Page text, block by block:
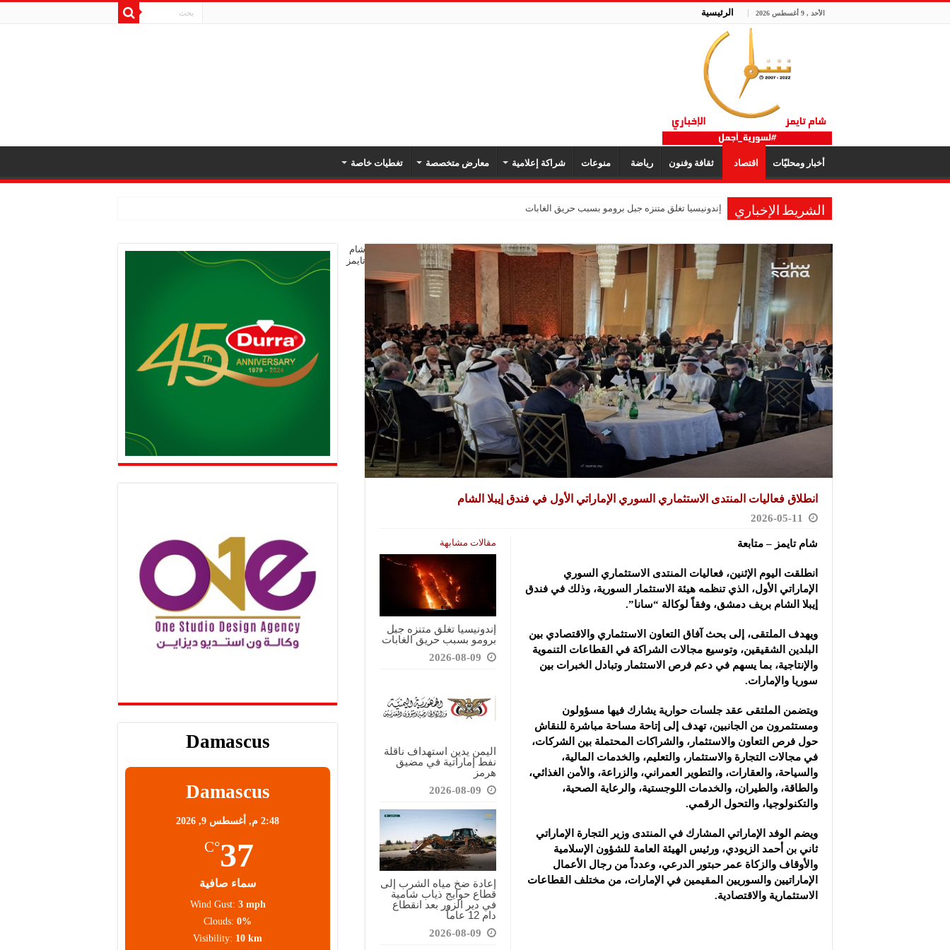
الأحد , 9 أغسطس 2026 الرئيسية
أخبار ومحليّات اقتصاد ثقافة وفنون رياضة منوعات شراكة إعلامية معارض متخصصة تغطيات خاصة
الشريط الإخباري إندونيسيا تغلق متنزه جبل برومو بسبب حريق الغابات
انطلاق فعاليات المنتدى الاستثماري السوري الإماراتي الأول في فندق إيبلا الشام
2026-05-11
مقالات مشابهة
إندونيسيا تغلق متنزه جبل
برومو بسبب حريق الغابات
2026-08-09
اليمن يدين استهداف ناقلة
نفط إماراتية في مضيق
هرمز
2026-08-09
إعادة ضخ مياه الشرب إلى
قطاع حوايج ذياب شامية
في دير الزور بعد انقطاع
دام 12 عاماً
2026-08-09
شام تايمز – متابعة
انطلقت اليوم الإثنين، فعاليات المنتدى الاستثماري السوري
الإماراتي الأول، الذي تنظمه هيئة الاستثمار السورية، وذلك في فندق
إيبلا الشام بريف دمشق، وفقاً لوكالة “سانا”.
ويهدف الملتقى، إلى بحث آفاق التعاون الاستثماري والاقتصادي بين
البلدين الشقيقين، وتوسيع مجالات الشراكة في القطاعات التنموية
والإنتاجية، بما يسهم في دعم فرص الاستثمار وتبادل الخبرات بين
سوريا والإمارات.
ويتضمن الملتقى عقد جلسات حوارية يشارك فيها مسؤولون
ومستثمرون من الجانبين، تهدف إلى إتاحة مساحة مباشرة للنقاش
حول فرص التعاون والاستثمار، والشراكات المحتملة بين الشركات،
في مجالات التجارة والاستثمار، والتعليم، والخدمات المالية،
والسياحة، والعقارات، والتطوير العمراني، والزراعة، والأمن الغذائي،
والطاقة، والطيران، والخدمات اللوجستية، والرعاية الصحية،
والتكنولوجيا، والتحول الرقمي.
ويضم الوفد الإماراتي المشارك في المنتدى وزير التجارة الإماراتي
ثاني بن أحمد الزيودي، ورئيس الهيئة العامة للشؤون الإسلامية
والأوقاف والزكاة عمر حبتور الدرعي، وعدداً من رجال الأعمال
الإماراتيين والسوريين المقيمين في الإمارات، من مختلف القطاعات
الاستثمارية والاقتصادية.
Damascus
Damascus
2:48 م, أغسطس 9, 2026
37
°C
سماء صافية
Wind Gust: 3 mph
Clouds: 0%
Visibility: 10 km
شام
تايمز